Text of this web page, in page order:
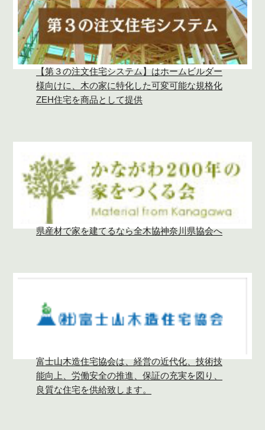
【第３の注文住宅システム】はホームビルダー
様向けに、木の家に特化した可変可能な規格化
ZEH住宅を商品として提供
県産材で家を建てるなら全木協神奈川県協会へ
富士山木造住宅協会は、経営の近代化、技術技
能向上、労働安全の推進、保証の充実を図り、
良質な住宅を供給致します。